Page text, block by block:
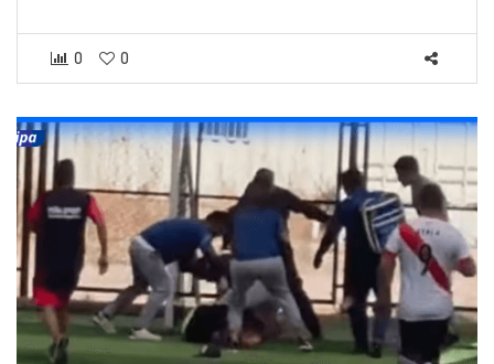
0 0